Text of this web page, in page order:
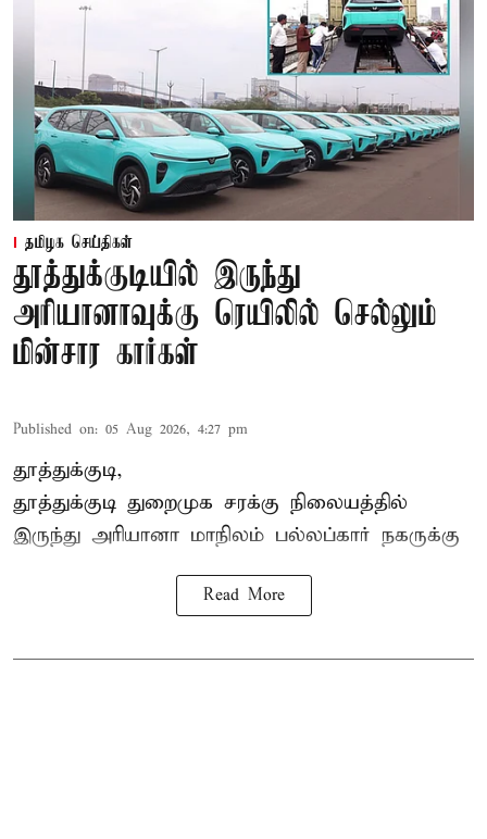
தமிழக செய்திகள்
தூத்துக்குடியில் இருந்து
அரியானாவுக்கு ரெயிலில் செல்லும்
மின்சார கார்கள்
Published on: 05 Aug 2026, 4:27 pm
தூத்துக்குடி,
தூத்துக்குடி துறைமுக சரக்கு நிலையத்தில்
இருந்து அரியானா மாநிலம் பல்லப்கார் நகருக்கு
Read More